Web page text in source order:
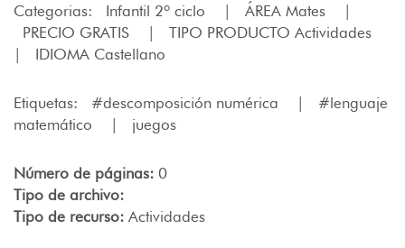
Categorias: Infantil 2º ciclo | ÁREA Mates
|
PRECIO GRATIS
|
TIPO PRODUCTO Actividades
|
IDIOMA Castellano
Etiquetas: #descomposición numérica |
#lenguaje
matemático
| juegos
Número de páginas: 0
Tipo de archivo:
Tipo de recurso: Actividades